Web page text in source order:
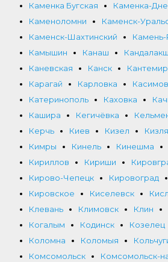
Каменка Бугская
Каменка-
Каменоломни
Каменск-
Каменск-Шахтинский
Камышин
Канаш
Каневская
Канск
Карагай
Карловка Касимов
Катеринополь
Каховка
Кашира
Кегичёвка
Керчь
Киев Кизел
Кимры
Кинель Кинешма
Кириллов
Кириши
Кирово-Чепецк
Кировоград
Кировское
Киселевск
Клевань
Климовск Клин
Когалым
Кодинск Козелец
Коломна
Коломыя
Комсомольск
Комсомольск-